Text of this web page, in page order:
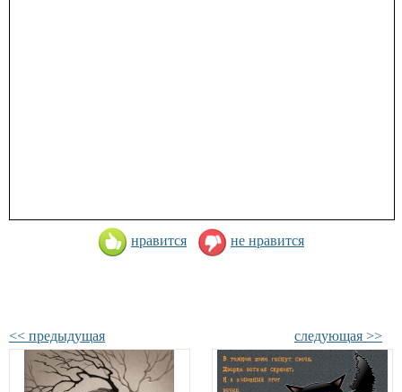
нравится не нравится
<< предыдущая следующая >>